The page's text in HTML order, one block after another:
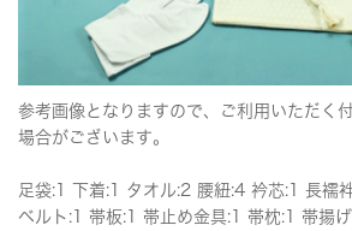
参考画像となりますので、ご利用いただく
場合がございます。
足袋:1 下着:1 タオル:2 腰紐:4 衿芯:1 長襦
ベルト:1 帯板:1 帯止め金具:1 帯枕:1 帯揚